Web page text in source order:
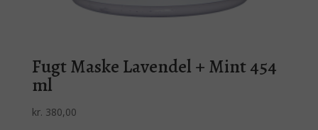
Fugt Maske Lavendel + Mint 454
ml
kr. 380,00